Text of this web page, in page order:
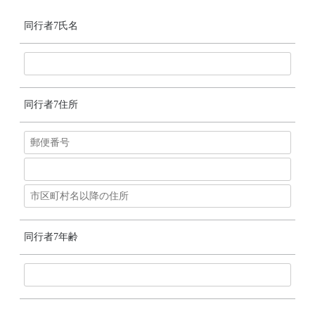
同行者7氏名
同行者7住所
同行者7年齢